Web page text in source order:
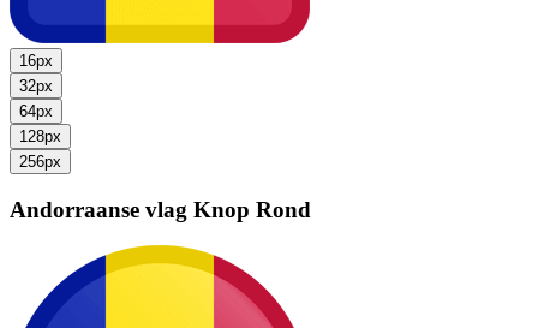
16px
32px
64px
128px
256px
Andorraanse vlag Knop Rond